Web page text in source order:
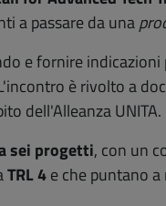
a passare da una
e fornire
è rivolto a
dell'Alleanza UNITA.
sei progetti, con un
TRL 4e che puntano